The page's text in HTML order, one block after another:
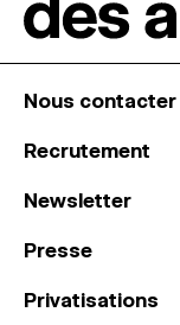
Nous contacter
Recrutement
Newsletter
Presse
Privatisations